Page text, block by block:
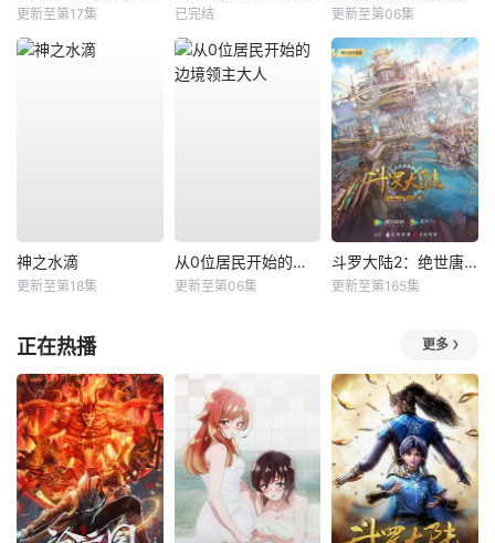
更新至第17集 已完结 更新至第06集
神之水滴
更新至第18集
从0位居民开始的边境领主大人
更新至第06集
斗罗大陆2：绝世唐门
更新至第165集
正在热播 更多